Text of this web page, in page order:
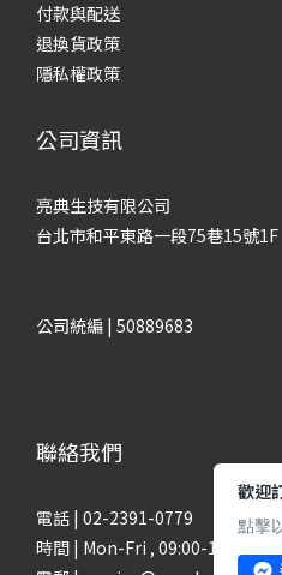
付款與配送
退換貨政策
隱私權政策
公司資訊
亮典生技有限公司
台北市和平東路一段75巷15號1F
公司統編 | 50889683
聯絡我們
電話 | 02-2391-0779
時間 | Mon-Fri , 09:00-18:00
歡迎
點擊